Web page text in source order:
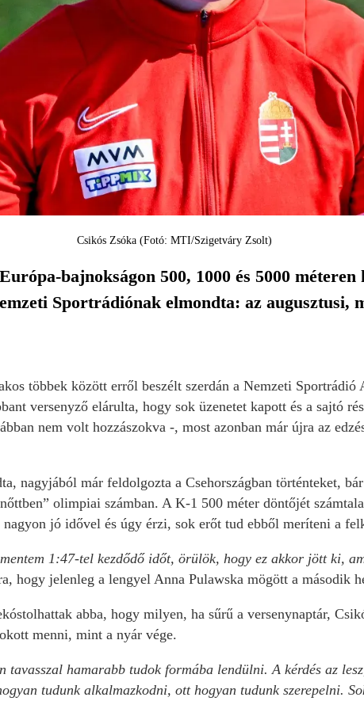
Csikós Zsóka (Fotó: MTI/Szigetváry Zsolt)
bajnokságon 500, 1000 és 5000
Sportrádiónak elmondta: az augusztusi,
többek között erről beszélt szerdán a Nemzeti
versenyző elárulta, hogy sok üzenetet kapott és a sajtó
nem volt hozzászokva -, most azonban már újra az
nagyjából már feldolgozta a Csehországban történteket,
olimpiai számban. A K-1 500 méter döntőjét
jó idővel és úgy érzi, sok erőt tud ebből meríteni a
1:47-tel kezdődő időt, örülök, hogy ez akkor jött ki,
hogy jelenleg a lengyel Anna Pulawska mögött a második
abba, hogy milyen, ha sűrű a versenynaptár,
menni, mint a nyár vége.
tavasszal hamarabb tudok formába lendülni. A kérdés az
tudunk alkalmazkodni, ott hogyan tudunk szerepelni.